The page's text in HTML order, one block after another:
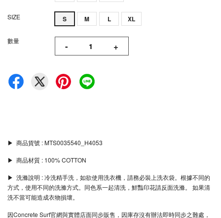
SIZE S M L XL
數量 - +
▶︎ 商品貨號 : MTS0035540_H4053
▶︎ 商品材質 : 100% COTTON
▶︎ 洗滌說明 : 冷洗精手洗，如欲使用洗衣機，請務必裝上洗衣袋。根據不同的
方式，使用不同的洗滌方式。同色系一起清洗，鮮豔印花請反面洗滌。 如果清
洗不當可能造成衣物損壞。
因Concrete Surf官網與實體店面同步販售，因庫存沒有辦法即時同步之難處，